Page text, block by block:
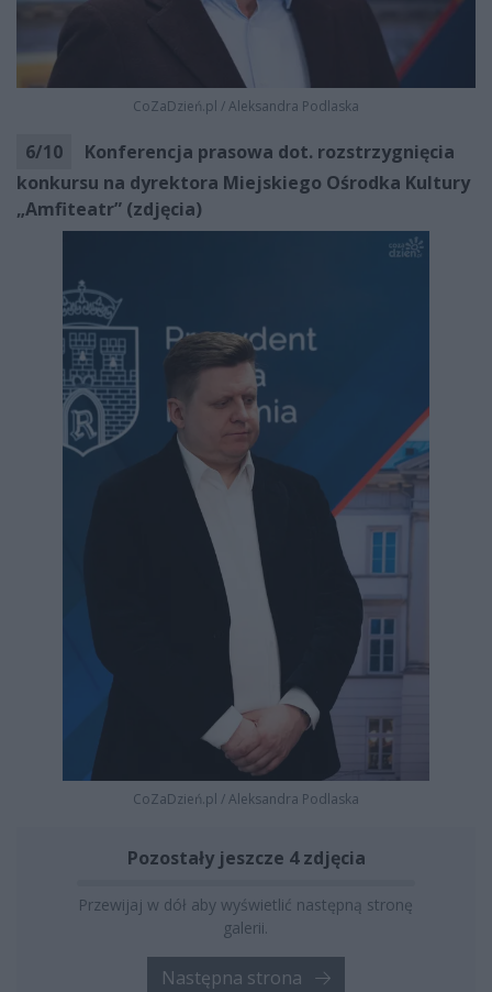
CoZaDzień.pl /Aleksandra Podlaska
6/10
Konferencja prasowa dot. rozstrzygnięcia
konkursu na dyrektora Miejskiego Ośrodka Kultury
„Amfiteatr” (zdjęcia)
CoZaDzień.pl /Aleksandra Podlaska
Pozostały jeszcze 4 zdjęcia
Przewijaj w dół aby wyświetlić następną stronę
galerii.
Następna strona